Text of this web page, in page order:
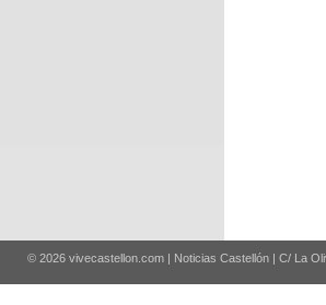
© 2026 vivecastellon.com | Noticias Castellón | C/ La